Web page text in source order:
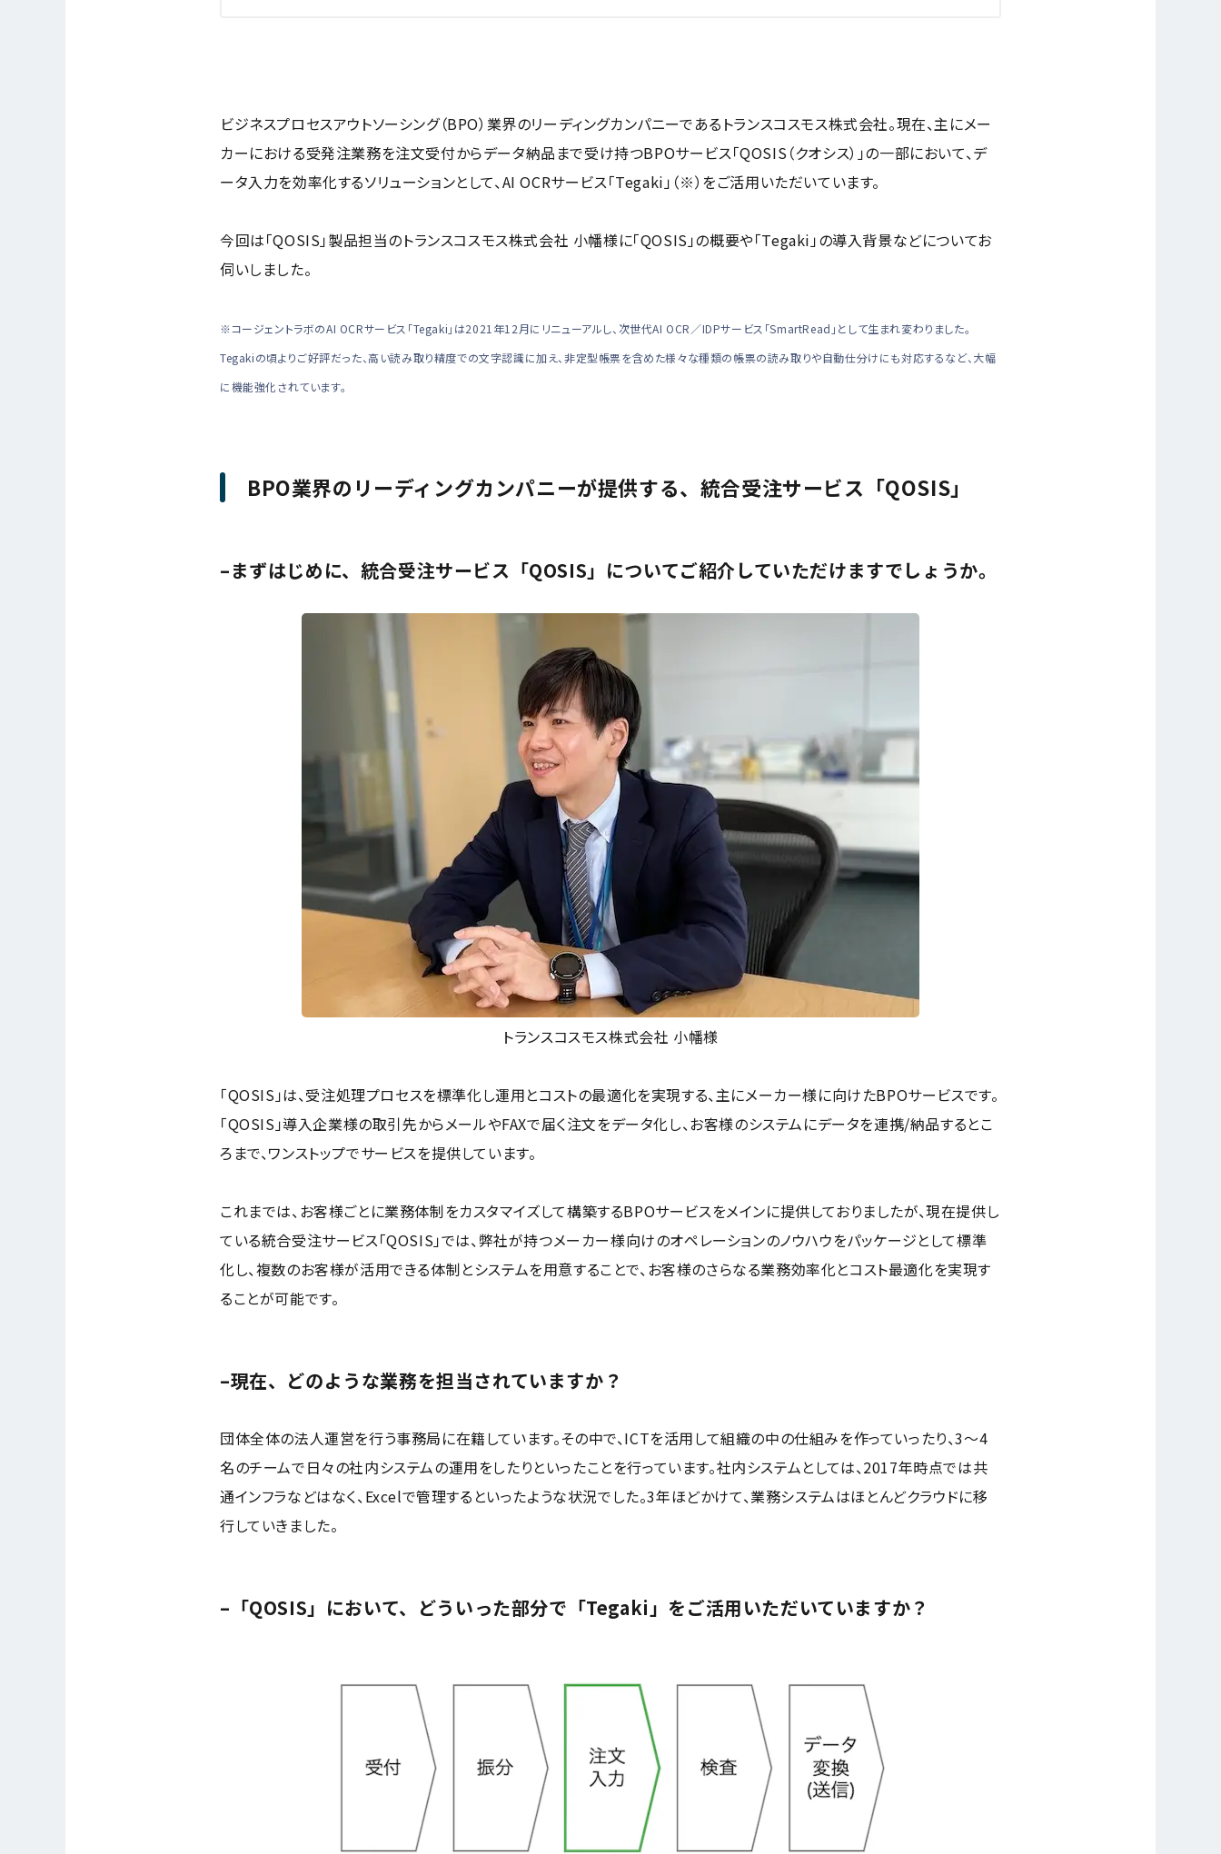
ビジネスプロセスアウトソーシング（BPO）業界のリーディングカンパニーであるトランスコスモス株式会社。現在、主にメー
カーにおける受発注業務を注文受付からデータ納品まで受け持つBPOサービス「QOSIS（クオシス）」の一部において、デ
ータ入力を効率化するソリューションとして、AI OCRサービス「Tegaki」（※）をご活用いただいています。
今回は「QOSIS」製品担当のトランスコスモス株式会社 小幡様に「QOSIS」の概要や「Tegaki」の導入背景などについてお
伺いしました。
※コージェントラボのAI OCRサービス「Tegaki」は2021年12月にリニューアルし、次世代AI OCR／IDPサービス「SmartRead」として生まれ変わりました。
Tegakiの頃よりご好評だった、高い読み取り精度での文字認識に加え、非定型帳票を含めた様々な種類の帳票の読み取りや自動仕分けにも対応するなど、大幅
に機能強化されています。
BPO業界のリーディングカンパニーが提供する、統合受注サービス「QOSIS」
–まずはじめに、統合受注サービス「QOSIS」についてご紹介していただけますでしょうか。
トランスコスモス株式会社 小幡様
「QOSIS」は、受注処理プロセスを標準化し運用とコストの最適化を実現する、主にメーカー様に向けたBPOサービスです。
「QOSIS」導入企業様の取引先からメールやFAXで届く注文をデータ化し、お客様のシステムにデータを連携/納品するとこ
ろまで、ワンストップでサービスを提供しています。
これまでは、お客様ごとに業務体制をカスタマイズして構築するBPOサービスをメインに提供しておりましたが、現在提供し
ている統合受注サービス「QOSIS」では、弊社が持つメーカー様向けのオペレーションのノウハウをパッケージとして標準
化し、複数のお客様が活用できる体制とシステムを用意することで、お客様のさらなる業務効率化とコスト最適化を実現す
ることが可能です。
–現在、どのような業務を担当されていますか？
団体全体の法人運営を行う事務局に在籍しています。その中で、ICTを活用して組織の中の仕組みを作っていったり、3〜4
名のチームで日々の社内システムの運用をしたりといったことを行っています。社内システムとしては、2017年時点では共
通インフラなどはなく、Excelで管理するといったような状況でした。3年ほどかけて、業務システムはほとんどクラウドに移
行していきました。
–「QOSIS」において、どういった部分で「Tegaki」をご活用いただいていますか？